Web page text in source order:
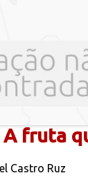
A fruta
Castro Ruz